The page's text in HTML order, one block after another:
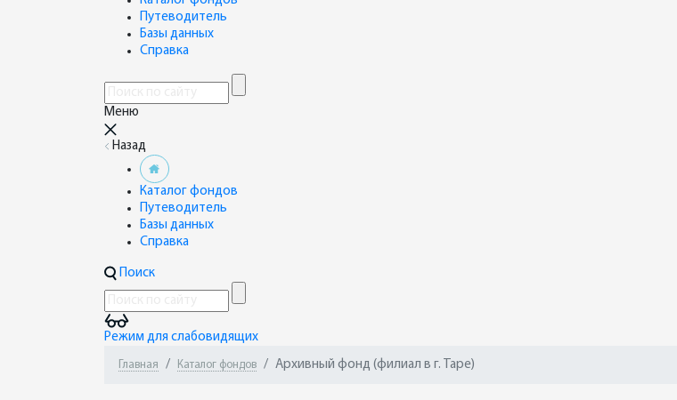
Путеводитель
Базы данных
Справка
Меню
Назад
Каталог фондов
Путеводитель
Базы данных
Справка
Поиск
Режим для слабовидящих
Главная Каталог фондов Архивный фонд (филиал в г. Таре)